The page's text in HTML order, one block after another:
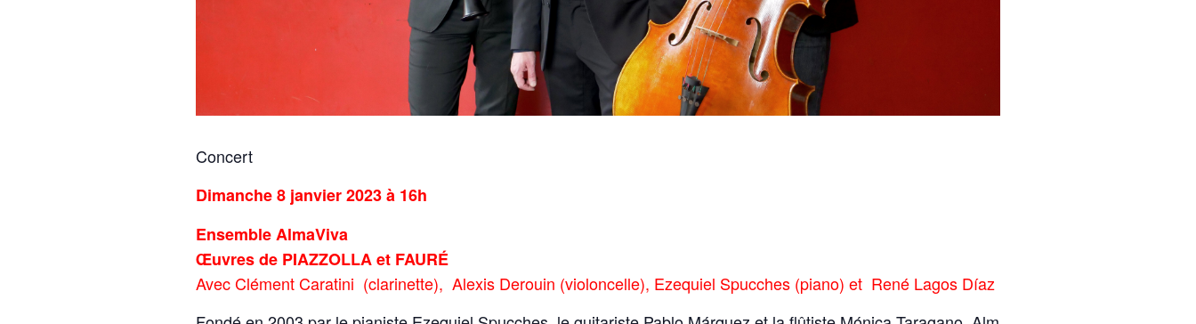
Concert
Dimanche 8 janvier 2023 à 16h
Ensemble AlmaViva
Œuvres de PIAZZOLLA et FAURÉ
Avec Clément Caratini (clarinette), Alexis Derouin (violoncelle), Ezequiel Spucches (piano) et René Lagos Díaz (guitare)